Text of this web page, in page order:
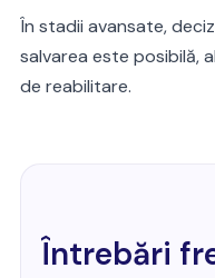
În stadii avansate,
salvarea este posibilă,
de reabilitare.
Întrebări